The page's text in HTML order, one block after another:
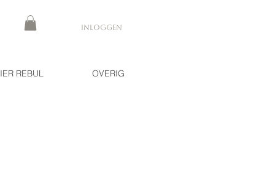
Inloggen
REBUL OVERIG